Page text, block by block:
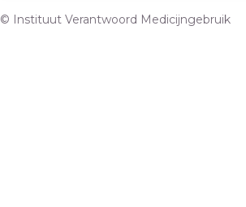
© Instituut Verantwoord Medicijngebruik